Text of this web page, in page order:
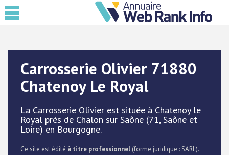
Carrosserie Olivier 71880
Chatenoy Le Royal
La Carrosserie Olivier est située à Chatenoy le
Royal près de Chalon sur Saône (71, Saône et
Loire) en Bourgogne.
Ce site est édité à titre professionnel (forme juridique : SARL).